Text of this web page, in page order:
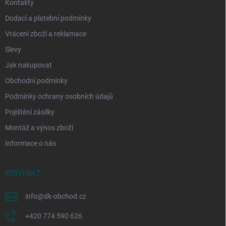
Kontakty
Dodací a platební podmínky
Vrácení zboží a reklamace
Slevy
Jak nakupovat
Obchodní podmínky
Podmínky ochrany osobních údajů
Pojištění zásilky
Montáž a výnos zboží
Informace o nás
KONTAKT
info@dk-obchod.cz
+420 774 590 626